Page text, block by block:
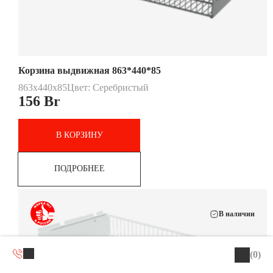
(0)
Корзина выдвижная 863*440*85
863x440x85Цвет: Серебристый
156 Br
В КОРЗИНУ
ПОДРОБНЕЕ
В наличии